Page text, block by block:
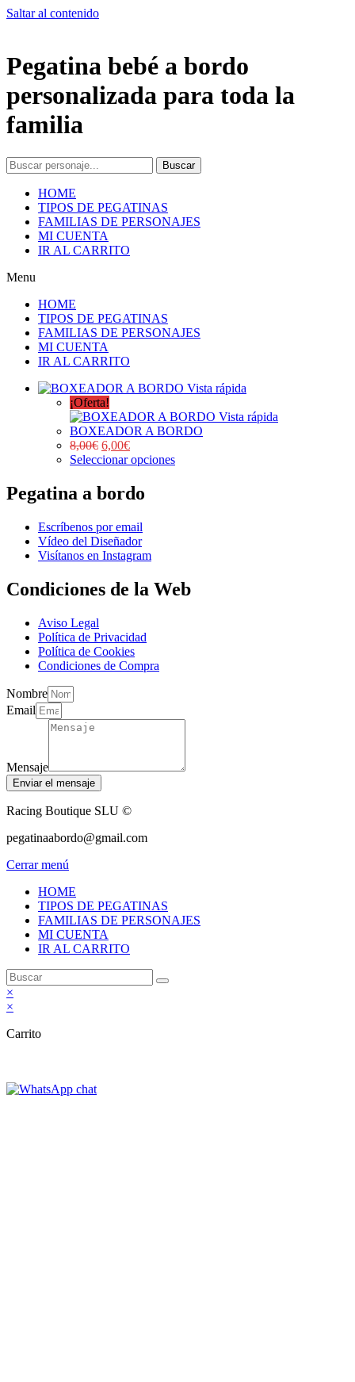
Saltar al contenido
Pegatina bebé a bordo
personalizada para toda la
familia
Buscar
HOME
TIPOS DE PEGATINAS
FAMILIAS DE PERSONAJES
MI CUENTA
IR AL CARRITO
Menu
HOME
TIPOS DE PEGATINAS
FAMILIAS DE PERSONAJES
MI CUENTA
IR AL CARRITO
Vista rápida
¡Oferta!
Vista rápida
BOXEADOR A BORDO
8,00€ 6,00€
Seleccionar opciones
Pegatina a bordo
Escríbenos por email
Vídeo del Diseñador
Visítanos en Instagram
Condiciones de la Web
Aviso Legal
Política de Privacidad
Política de Cookies
Condiciones de Compra
Nombre
Email
Mensaje
Enviar el mensaje
Racing Boutique SLU ©
pegatinaabordo@gmail.com
Cerrar menú
HOME
TIPOS DE PEGATINAS
FAMILIAS DE PERSONAJES
MI CUENTA
IR AL CARRITO
×
×
Carrito